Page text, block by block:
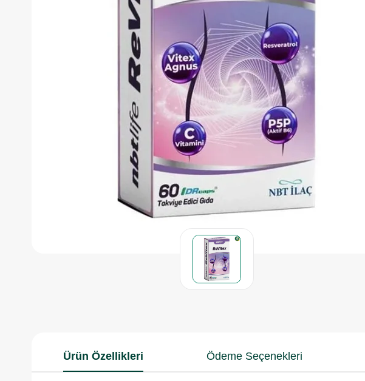
Ürün Özellikleri Ödeme Seçenekleri